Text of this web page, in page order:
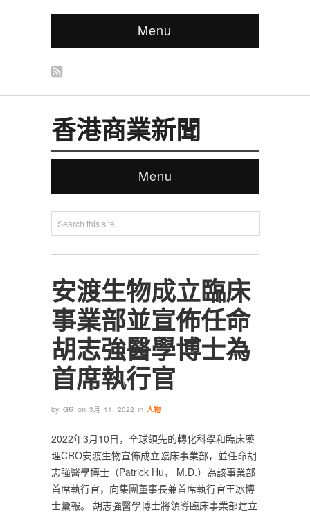
Menu
香港商業新聞
Menu
‎安渡生物成立臨床
事業部並宣佈任命
胡志強醫學博士為
首席執行官‎
by GG on 3月 11, 2022 in 人物
‎2022年3月10日，全球領先的轉化科學和臨床藥
理CRO安渡生物宣佈成立臨床事業部，並任命胡
志強醫學博士（Patrick Hu， M.D.）為該事業部
首席執行官，向集團董事長兼首席執行官王冰博
士彙報。 胡志強醫學博士將領導臨床事業部建立